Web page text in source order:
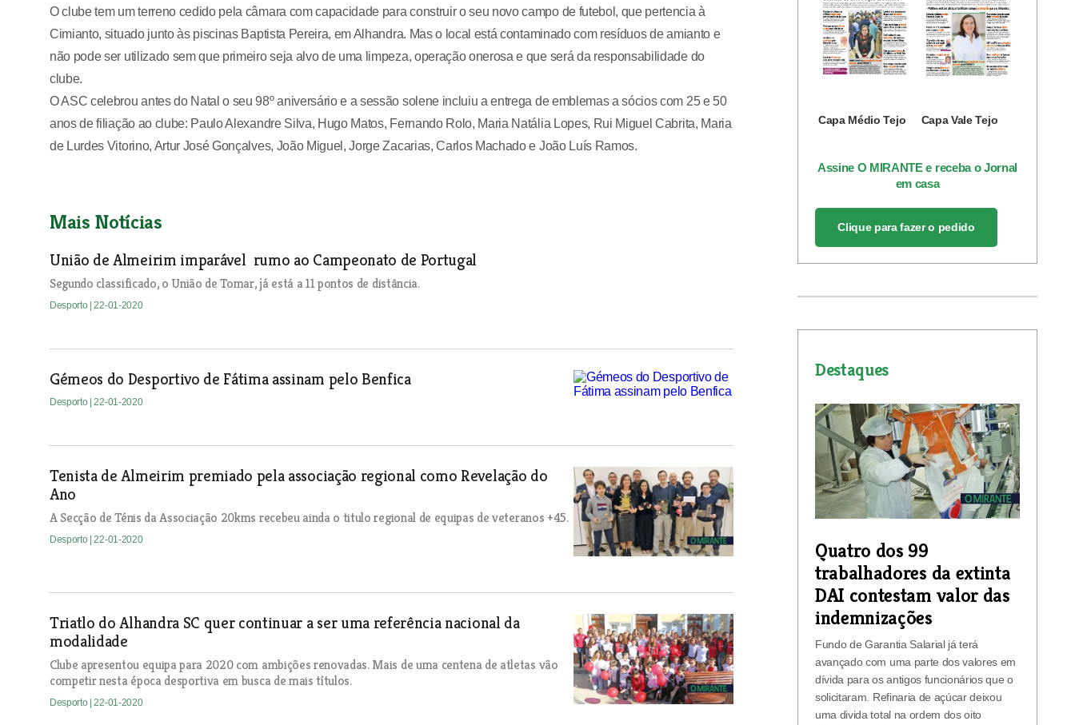
O clube tem um terreno cedido pela câmara com capacidade para construir o seu novo campo de futebol, que pertencia à
Cimianto, situado junto às piscinas Baptista Pereira, em Alhandra. Mas o local está contaminado com resíduos de amianto e
não pode ser utilizado sem que primeiro seja alvo de uma limpeza, operação onerosa e que será da responsabilidade do
clube.
O ASC celebrou antes do Natal o seu 98º aniversário e a sessão solene incluiu a entrega de emblemas a sócios com 25 e 50
anos de filiação ao clube: Paulo Alexandre Silva, Hugo Matos, Fernando Rolo, Maria Natália Lopes, Rui Miguel Cabrita, Maria
de Lurdes Vitorino, Artur José Gonçalves, João Miguel, Jorge Zacarias, Carlos Machado e João Luís Ramos.
Mais Notícias
União de Almeirim imparável rumo ao Campeonato de Portugal
Segundo classificado, o União de Tomar, já está a 11 pontos de distância.
Desporto | 22-01-2020
Gémeos do Desportivo de Fátima assinam pelo Benfica
Desporto | 22-01-2020
Tenista de Almeirim premiado pela associação regional como Revelação do
Ano
A Secção de Ténis da Associação 20kms recebeu ainda o titulo regional de equipas de veteranos +45.
Desporto | 22-01-2020
Triatlo do Alhandra SC quer continuar a ser uma referência nacional da
modalidade
Clube apresentou equipa para 2020 com ambições renovadas. Mais de uma centena de atletas vão
competir nesta época desportiva em busca de mais títulos.
Desporto | 22-01-2020
Capa Médio Tejo Capa Vale Tejo
Assine O MIRANTE e receba o Jornal
em casa
Clique para fazer o pedido
Destaques
Quatro dos 99
trabalhadores da extinta
DAI contestam valor das
indemnizações
Fundo de Garantia Salarial já terá
avançado com uma parte dos valores em
dívida para os antigos funcionários que o
solicitaram. Refinaria de açúcar deixou
uma divida total na ordem dos oito